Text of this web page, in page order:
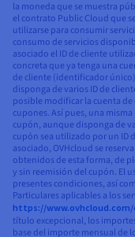
la moneda que se muestra
el contrato Public Cloud que
utilizarse para consumir
consumo de servicios
asociado el ID de cliente
concreta que ya tenga una
de cliente (identificador
disponga de varios ID de
posible modificar la cuenta
cupones. Así pues, una
cupón, aunque disponga de
cupón sea utilizado por un ID
asociado, OVHcloud se
obtenidos de esta forma, de
y sin reemisión del cupón. El
presentes condiciones, así
Particulares aplicables a los
https://
título excepcional, los
base del importe mensual de